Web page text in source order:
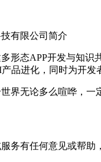
有限公司简介
形态APP开发与知
品进化，同时为开发
界无论多么喧哗，一
务有任何意见或帮助